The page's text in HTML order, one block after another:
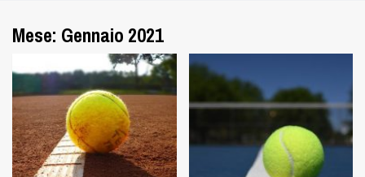
Mese: Gennaio 2021